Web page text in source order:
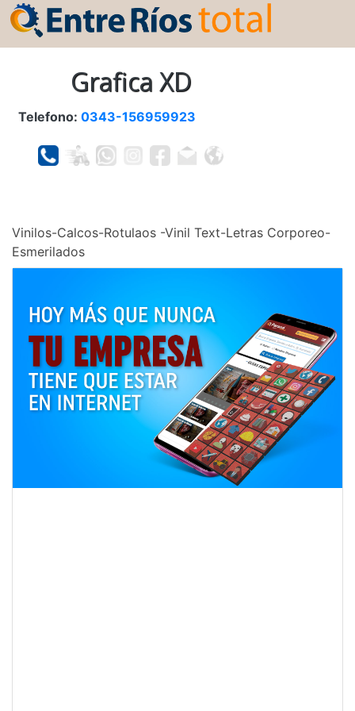
Grafica XD
Telefono: 0343-156959923
Vinilos-Calcos-Rotulaos -Vinil Text-Letras Corporeo-
Esmerilados